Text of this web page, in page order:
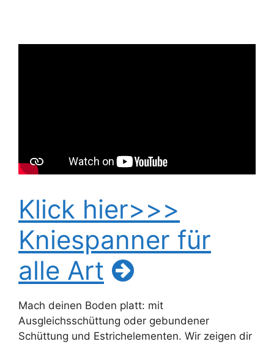
Klick hier>>>
Kniespanner für
alle Art
Mach deinen Boden platt: mit
Ausgleichsschüttung oder gebundener
Schüttung und Estrichelementen. Wir zeigen dir